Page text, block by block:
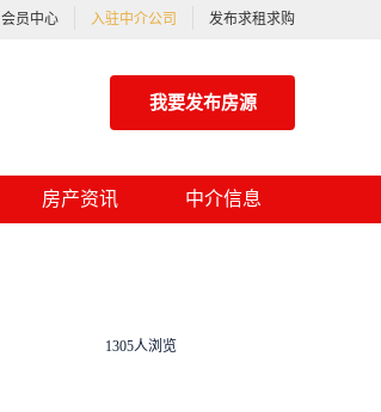
会员中心 入驻中介公司 发布求租求购
我要发布房源
房产资讯 中介信息
1305人浏览